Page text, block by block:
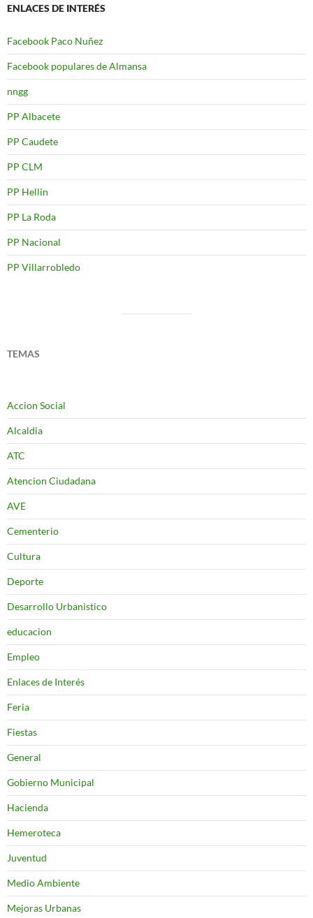
ENLACES DE INTERÉS
Facebook Paco Nuñez
Facebook populares de Almansa
nngg
PP Albacete
PP Caudete
PP CLM
PP Hellin
PP La Roda
PP Nacional
PP Villarrobledo
TEMAS
Accion Social
Alcaldia
ATC
Atencion Ciudadana
AVE
Cementerio
Cultura
Deporte
Desarrollo Urbanistico
educacion
Empleo
Enlaces de Interés
Feria
Fiestas
General
Gobierno Municipal
Hacienda
Hemeroteca
Juventud
Medio Ambiente
Mejoras Urbanas